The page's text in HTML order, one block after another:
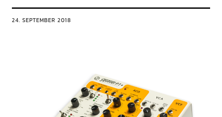
24. SEPTEMBER 2018